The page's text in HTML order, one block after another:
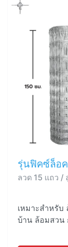
รุ่นฟิคซ์ล็อ
ลวด 15 แถว /
เหมาะสำหรั
บ้าน ล้อมสวน